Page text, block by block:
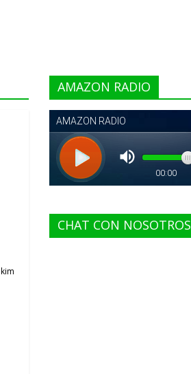
kim
AMAZON RADIO
CHAT CON NOSOTROS